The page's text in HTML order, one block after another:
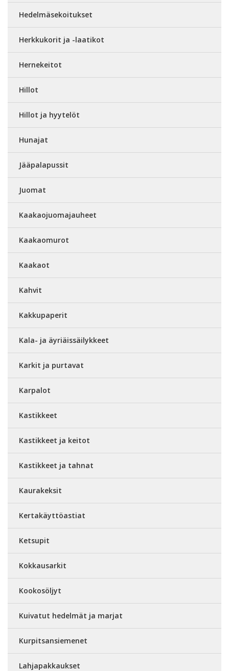
Hedelmäsekoitukset
Herkkukorit ja -laatikot
Hernekeitot
Hillot
Hillot ja hyytelöt
Hunajat
Jääpalapussit
Juomat
Kaakaojuomajauheet
Kaakaomurot
Kaakaot
Kahvit
Kakkupaperit
Kala- ja äyriäissäilykkeet
Karkit ja purtavat
Karpalot
Kastikkeet
Kastikkeet ja keitot
Kastikkeet ja tahnat
Kaurakeksit
Kertakäyttöastiat
Ketsupit
Kokkausarkit
Kookosöljyt
Kuivatut hedelmät ja marjat
Kurpitsansiemenet
Lahjapakkaukset